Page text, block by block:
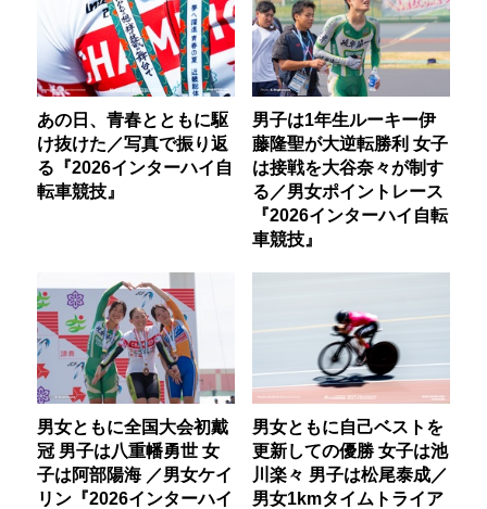
あの日、青春とともに駆
け抜けた／写真で振り返
る『2026インターハイ自
転車競技』
男子は1年生ルーキー伊
藤隆聖が大逆転勝利 女子
は接戦を大谷奈々が制す
る／男女ポイントレース
『2026インターハイ自転
車競技』
男女ともに全国大会初戴
冠 男子は八重幡勇世 女
子は阿部陽海 ／男女ケイ
リン『2026インターハイ
男女ともに自己ベストを
更新しての優勝 女子は池
川楽々 男子は松尾泰成／
男女1kmタイムトライア